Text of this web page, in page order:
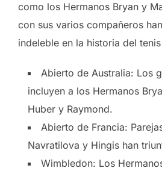
como los Hermanos Bryan y
con sus varios compañeros
indeleble en la historia del
Abierto de Australia: Los
incluyen a los Hermanos
Huber y Raymond.
Abierto de Francia:
Navratilova y Hingis han
Wimbledon: Los